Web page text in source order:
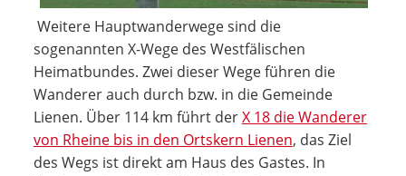
Weitere Hauptwanderwege sind die
sogenannten X-Wege des Westfälischen
Heimatbundes. Zwei dieser Wege führen die
Wanderer auch durch bzw. in die Gemeinde
Lienen. Über 114 km führt derX 18 die Wanderer
von Rheine bis in den Ortskern Lienen, das Ziel
des Wegs ist direkt am Haus des Gastes. In